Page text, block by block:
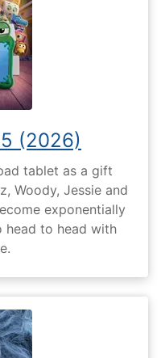
(2026)
tablet as a gift
Woody, Jessie and
exponentially
head to head with